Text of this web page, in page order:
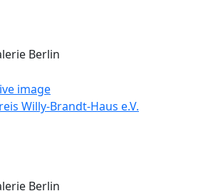
Berlin
Willy-Brandt-Haus e.V.
Berlin